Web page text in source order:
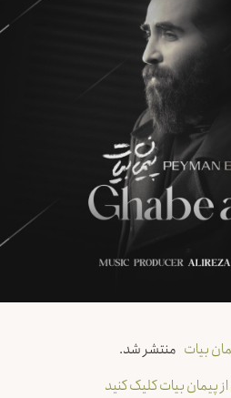
بیات منتشر شد.
پیمان بیات کلیک کنید